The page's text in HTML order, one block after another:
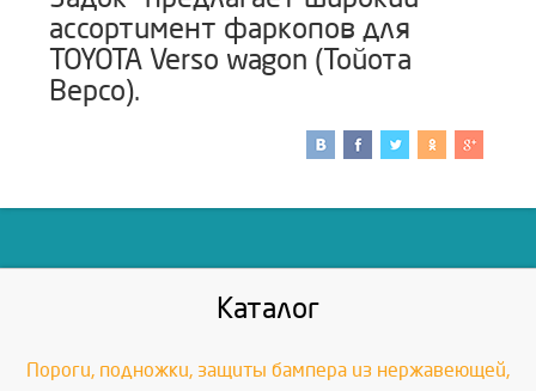
ассортимент фаркопов для
TOYOTA Verso wagon (Тойота
Версо).
Каталог
Пороги, подножки, защиты бампера из нержавеющей,